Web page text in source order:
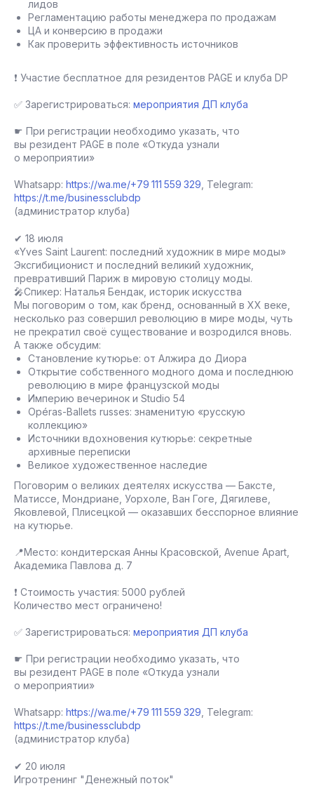
лидов
Регламентацию работы менеджера по продажам
ЦА и конверсию в продажи
Как проверить эффективность источников
❗ Участие бесплатное для резидентов PAGE и клуба DP
✅ Зарегистрироваться: мероприятия ДП клуба
☛ При регистрации необходимо указать, что
вы резидент PAGE в поле «Откуда узнали
о мероприятии»
Whatsapp: https://wa.me/+79 111 559 329 , Telegram:
https://t.me/businessclubdp
(администратор клуба)
✔ 18 июля
«Yves Saint Laurent: последний художник в мире моды»
Эксгибиционист и последний великий художник,
превративший Париж в мировую столицу моды.
🎤Спикер: Наталья Бендак, историк искусства
Мы поговорим о том, как бренд, основанный в XX веке,
несколько раз совершил революцию в мире моды, чуть
не прекратил своё существование и возродился вновь.
А также обсудим:
Становление кутюрье: от Алжира до Диора
Открытие собственного модного дома и последнюю
революцию в мире французской моды
Империю вечеринок и Studio 54
Opéras-Ballets russes: знаменитую «русскую
коллекцию»
Источники вдохновения кутюрье: секретные
архивные переписки
Великое художественное наследие
Поговорим о великих деятелях искусства — Баксте,
Матиссе, Мондриане, Уорхоле, Ван Гоге, Дягилеве,
Яковлевой, Плисецкой — оказавших бесспорное влияние
на кутюрье.
📍Место: кондитерская Анны Красовской, Avenue Apart,
Академика Павлова д. 7
❗ Стоимость участия: 5000 рублей
Количество мест ограничено!
✅ Зарегистрироваться: мероприятия ДП клуба
☛ При регистрации необходимо указать, что
вы резидент PAGE в поле «Откуда узнали
о мероприятии»
Whatsapp: https://wa.me/+79 111 559 329 , Telegram:
https://t.me/businessclubdp
(администратор клуба)
✔ 20 июля
Игротренинг "Денежный поток"